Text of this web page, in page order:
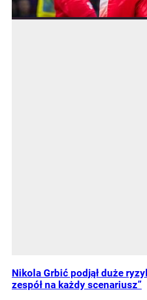
Nikola Grbić podjął duże
zespół na każdy scenariusz”